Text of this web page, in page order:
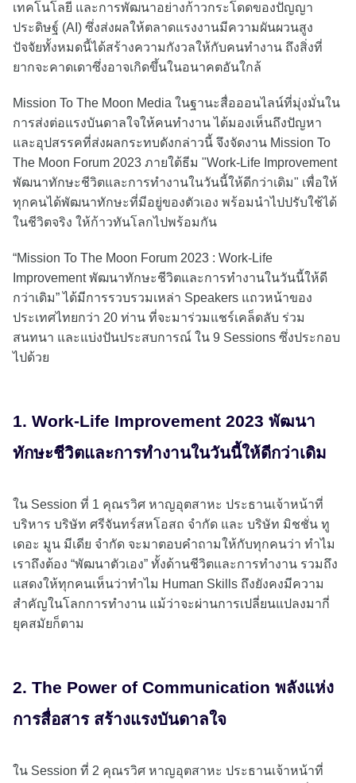
เทคโนโลยี และการพัฒนาอย่างก้าวกระโดดของปัญญา
ประดิษฐ์ (AI) ซึ่งส่งผลให้ตลาดแรงงานมีความผันผวนสูง
ปัจจัยทั้งหมดนี้ได้สร้างความกังวลให้กับคนทำงาน ถึงสิ่งที่
ยากจะคาดเดาซึ่งอาจเกิดขึ้นในอนาคตอันใกล้
Mission To The Moon Media ในฐานะสื่อออนไลน์ที่มุ่งมั่นใน
การส่งต่อแรงบันดาลใจให้คนทำงาน ได้มองเห็นถึงปัญหา
และอุปสรรคที่ส่งผลกระทบดังกล่าวนี้ จึงจัดงาน Mission To
The Moon Forum 2023 ภายใต้ธีม "Work-Life Improvement
พัฒนาทักษะชีวิตและการทำงานในวันนี้ให้ดีกว่าเดิม" เพื่อให้
ทุกคนได้พัฒนาทักษะที่มีอยู่ของตัวเอง พร้อมนำไปปรับใช้ได้
ในชีวิตจริง ให้ก้าวทันโลกไปพร้อมกัน
“Mission To The Moon Forum 2023 : Work-Life
Improvement พัฒนาทักษะชีวิตและการทำงานในวันนี้ให้ดี
กว่าเดิม” ได้มีการรวบรวมเหล่า Speakers แถวหน้าของ
ประเทศไทยกว่า 20 ท่าน ที่จะมาร่วมแชร์เคล็ดลับ ร่วม
สนทนา และแบ่งปันประสบการณ์ ใน 9 Sessions ซึ่งประกอบ
ไปด้วย
1. Work-Life Improvement 2023 พัฒนา
ทักษะชีวิตและการทำงานในวันนี้ให้ดีกว่าเดิม
ใน Session ที่ 1 คุณรวิศ หาญอุตสาหะ ประธานเจ้าหน้าที่
บริหาร บริษัท ศรีจันทร์สหโอสถ จำกัด และ บริษัท มิชชั่น ทู
เดอะ มูน มีเดีย จำกัด จะมาตอบคำถามให้กับทุกคนว่า ทำไม
เราถึงต้อง “พัฒนาตัวเอง” ทั้งด้านชีวิตและการทำงาน รวมถึง
แสดงให้ทุกคนเห็นว่าทำไม Human Skills ถึงยังคงมีความ
สำคัญในโลกการทำงาน แม้ว่าจะผ่านการเปลี่ยนแปลงมากี่
ยุคสมัยก็ตาม
2. The Power of Communication พลังแห่ง
การสื่อสาร สร้างแรงบันดาลใจ
ใน Session ที่ 2 คุณรวิศ หาญอุตสาหะ ประธานเจ้าหน้าที่